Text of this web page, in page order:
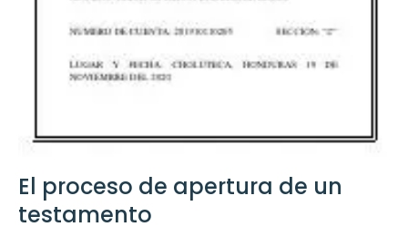
El proceso de apertura de un
testamento